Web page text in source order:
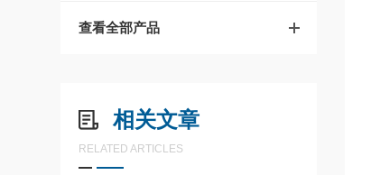
查看全部产品
相关文章
RELATED ARTICLES